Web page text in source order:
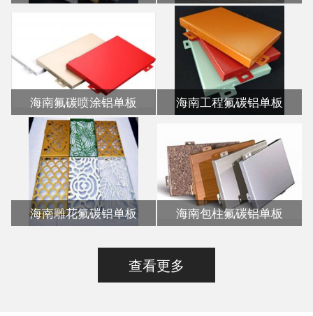
海南氟碳喷涂铝单板 海南工程氟碳铝单板
海南雕花氟碳铝单板 海南包柱氟碳铝单板
查看更多